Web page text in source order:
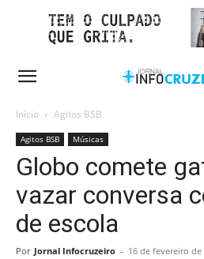
Início Agitos BSB
Agitos BSB Músicas
Globo comete
vazar conversa
de escola
Por Jornal Infocruzeiro - 16 de fevereiro de